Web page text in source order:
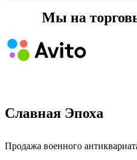
Мы на
Славная Эпоха
Продажа военного